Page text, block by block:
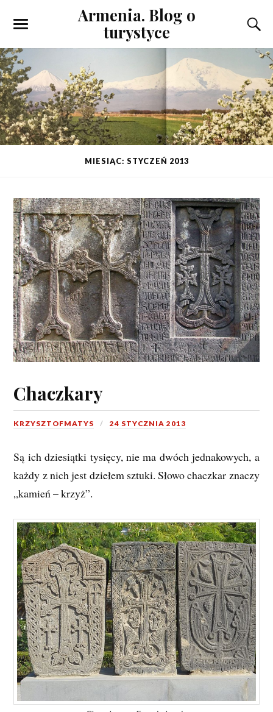
Armenia. Blog o
turystyce
MIESIĄC: STYCZEŃ 2013
Chaczkary
KRZYSZTOFMATYS 24 STYCZNIA 2013
Są ich dziesiątki tysięcy, nie ma dwóch jednakowych, a
każdy z nich jest dziełem sztuki. Słowo chaczkar znaczy
„kamień – krzyż”.